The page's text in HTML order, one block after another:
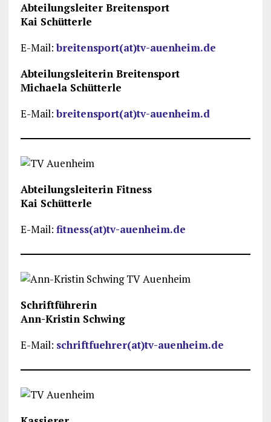
Abteilungsleiter Breitensport
Kai Schütterle
E-Mail:breitensport(at)tv-auenheim.de
Abteilungsleiterin Breitensport
Michaela Schütterle
E-Mail:breitensport(at)tv-auenheim.d
Abteilungsleiterin Fitness
Kai Schütterle
E-Mail: fitness(at)tv-auenheim.de
Schriftführerin
Ann-Kristin Schwing
E-Mail: schriftfuehrer(at)tv-auenheim.de